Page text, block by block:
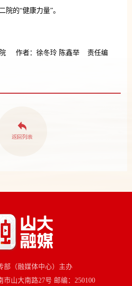
院的“健康力量”。
院 作者：徐冬玲 陈鑫举 责任编
部（融媒体中心）主办
市山大南路27号 邮编：250100